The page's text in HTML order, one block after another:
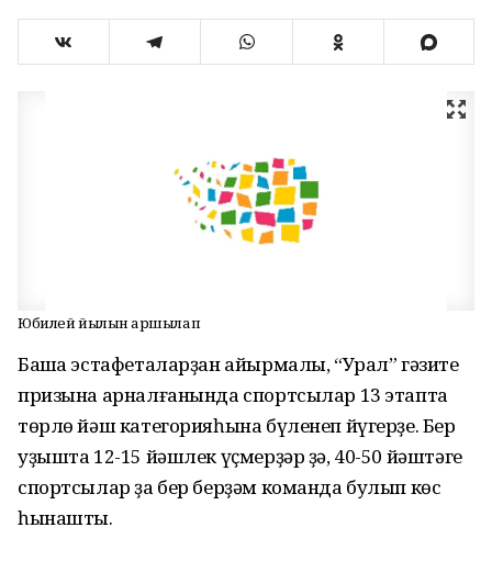
Юбилей йылын ҡаршылап
Башҡа эстафеталарҙан айырмалы, “Урал” гәзите
призына арналғанында спортсылар 13 этапта
төрлө йәш категорияһына бүленеп йүгерҙе. Бер
уҙышта 12-15 йәшлек үҫмерҙәр ҙә, 40-50 йәштәге
спортсылар ҙа бер берҙәм команда булып көс
һынашты.